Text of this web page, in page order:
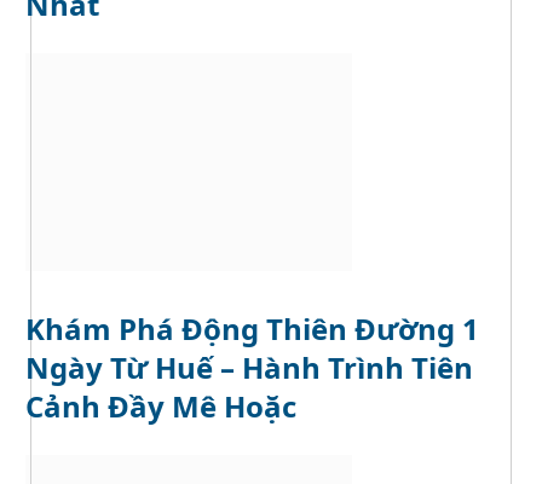
Khám Phá Động Thiên Đường 1
Ngày Từ Huế – Hành Trình Tiên
Cảnh Đầy Mê Hoặc